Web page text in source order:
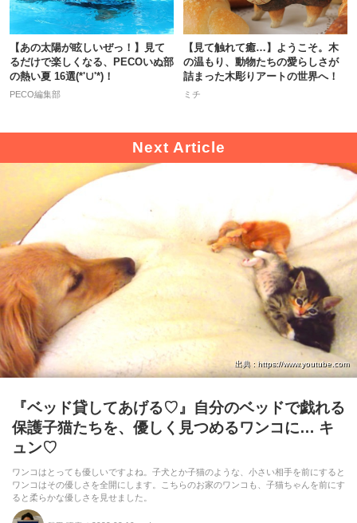
【あの太陽が眩しいぜっ！】見て
るだけで楽しくなる、PECOいぬ部
の熱い夏 16選(*'∪'*)！
PECO編集部
【見て触れて癒…】ようこそ。木
の温もり、動物たちの愛らしさが
詰まった木彫りアートの世界へ！
ミチ
出典 : https://www.youtube.com
『ベッド貸してあげる♡』自分のベッドで戯れる
保護子猫たちを、優しく見つめるワンコに… キ
ュン♡
ワンコはとっても優しいですよね。子犬とか子猫のような、小さい相手を前にすると
ワンコはその優しさを全開にします。こちらのお家のワンコも、子猫ちゃんを前にす
ると柔らかな優しさを見せました。